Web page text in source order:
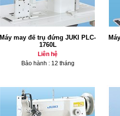
Máy may đế trụ đứng JUKI PLC-
1760L
Liên hệ
Bảo hành : 12 tháng